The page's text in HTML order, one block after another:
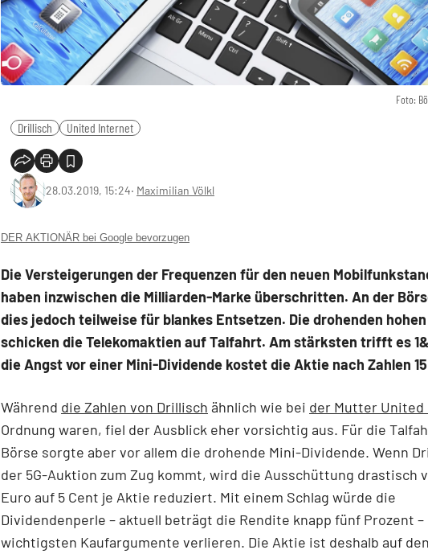
Foto:
Drillisch United Internet
28.03.2019, 15:24‧ Maximilian Völkl
DER AKTIONÄR bei Google bevorzugen
Die Versteigerungen der Frequenzen für den neuen
haben inzwischen die Milliarden-Marke überschritten. An der
dies jedoch teilweise für blankes Entsetzen. Die drohenden
schicken die Telekomaktien auf Talfahrt. Am stärksten trifft es
die Angst vor einer Mini-Dividende kostet die Aktie nach Zahlen
Während die Zahlen von Drillisch ähnlich wie bei der Mutter
Ordnung waren, fiel der Ausblick eher vorsichtig aus. Für die
Börse sorgte aber vor allem die drohende Mini-Dividende. Wenn
der 5G-Auktion zum Zug kommt, wird die Ausschüttung drastisch
Euro auf 5 Cent je Aktie reduziert. Mit einem Schlag würde die
Dividendenperle – aktuell beträgt die Rendite knapp fünf Prozent
wichtigsten Kaufargumente verlieren. Die Aktie ist deshalb auf